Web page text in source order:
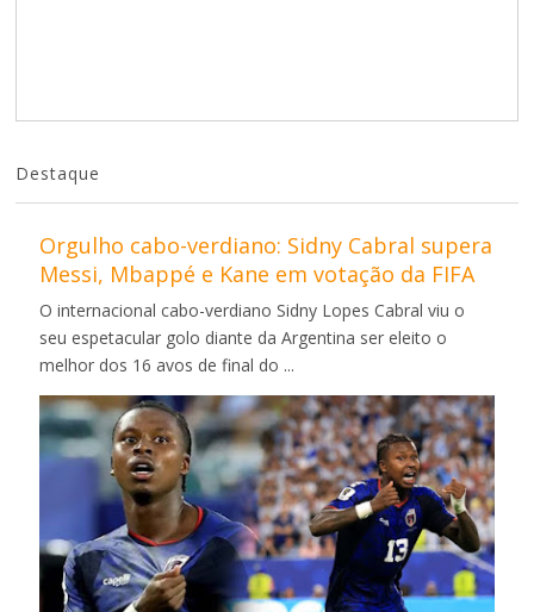
Destaque
Orgulho cabo-verdiano: Sidny Cabral supera
Messi, Mbappé e Kane em votação da FIFA
O internacional cabo-verdiano Sidny Lopes Cabral viu o
seu espetacular golo diante da Argentina ser eleito o
melhor dos 16 avos de final do ...